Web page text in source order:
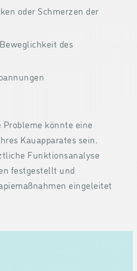
oder Schmerzen der
des
Probleme könnte eine
Kauapparates sein.
Funktionsanalyse
festgestellt und
eingeleitet